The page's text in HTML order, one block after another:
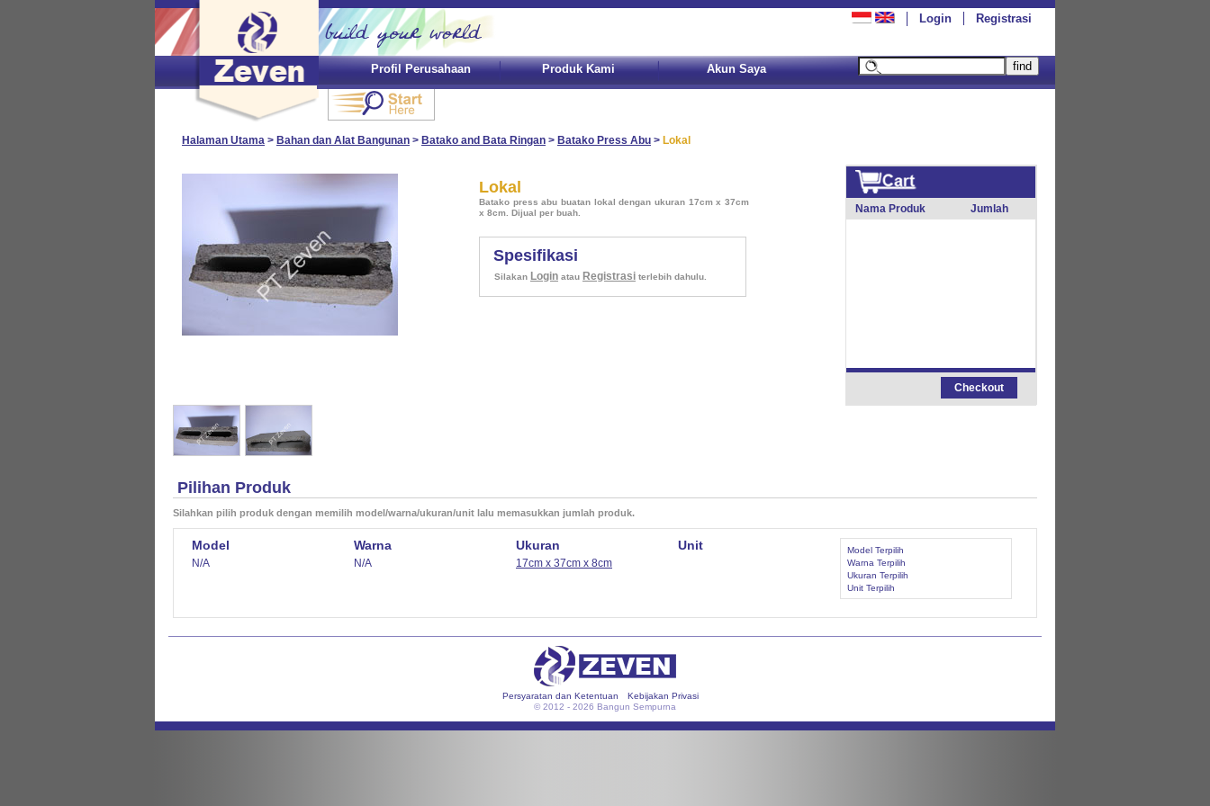
Login Registrasi
Profil Perusahaan Produk Kami Akun Saya
Halaman Utama > Bahan dan Alat Bangunan > Batako and Bata Ringan > Batako Press Abu > Lokal
Lokal
Batako press abu buatan lokal dengan ukuran 17cm x 37cm
x 8cm. Dijual per buah.
Spesifikasi
Silakan Login atau Registrasi terlebih dahulu.
Nama Produk Jumlah
Checkout
Pilihan Produk
Silahkan pilih produk dengan memilih model/warna/ukuran/unit lalu memasukkan jumlah produk.
Model
N/A
Warna
N/A
Ukuran
17cm x 37cm x 8cm
Unit
Model Terpilih
Warna Terpilih
Ukuran Terpilih
Unit Terpilih
Persyaratan dan Ketentuan
Kebijakan Privasi
© 2012 - 2026 Bangun Sempurna